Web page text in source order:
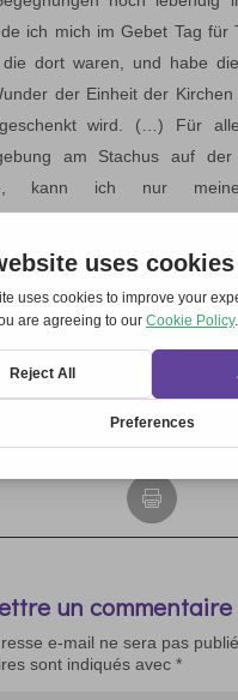
ich mich im Gebet Tag für
dort waren, und habe
der Einheit der Kirchen
wird. (…) Für
am Stachus auf der
kann ich nur meine
l’aprire e chiudere
Mi è sembrata la
un commentaire
e-mail ne sera pas
sont indiqués avec *